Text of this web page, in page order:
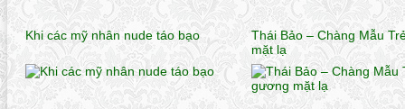
Khi các mỹ nhân nude táo bạo
Thái Bảo – Chàng Mẫu
mặt lạ